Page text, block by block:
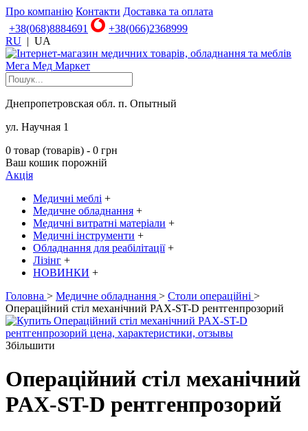
Про компанію Контакти Доставка та оплата
+38(068)8884691
+38(066)2368999
RU | UA
Днепропетровская обл. п. Опытный
ул. Научная 1
0 товар (товарів) - 0 грн
Ваш кошик порожній
Акція
Медичні меблі +
Медичне обладнання +
Медичні витратні матеріали +
Медичні інструменти +
Обладнання для реабілітації +
Лізінг +
НОВИНКИ +
Головна > Медичне обладнання > Столи операційні >
Операційний стіл механічний PAX-ST-D рентгенпрозорий
Збільшити
Операційний стіл механічний
PAX-ST-D рентгенпрозорий